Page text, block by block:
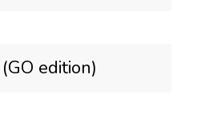
edition)